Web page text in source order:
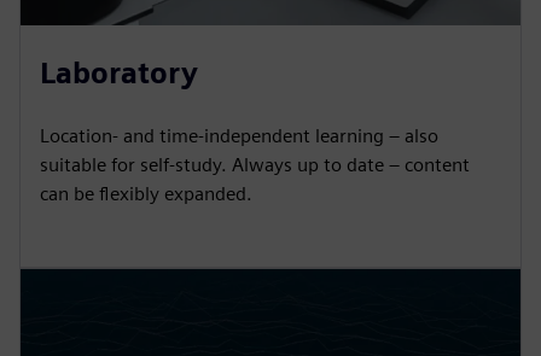
Laboratory
Location- and time-independent learning – also
suitable for self-study. Always up to date – content
can be flexibly expanded.